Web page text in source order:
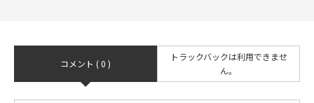
コメント ( 0 )
トラックバックは利用できませ
ん。